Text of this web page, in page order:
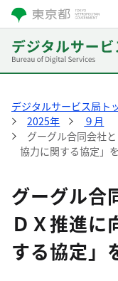
デジタルサービス局ト
2025年
９月
グーグル合同会社
協力に関する協定」
グーグル合
ＤＸ推進に
する協定」